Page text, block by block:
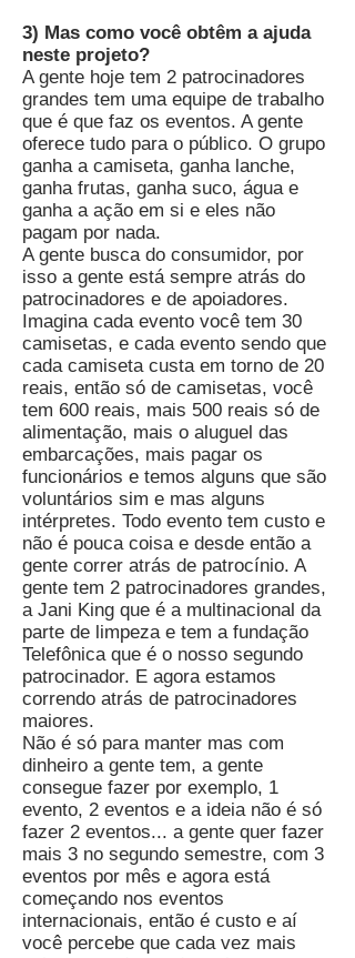
3) Mas como você obtêm a ajuda
neste projeto?
A gente hoje tem 2 patrocinadores
grandes tem uma equipe de trabalho
que é que faz os eventos. A gente
oferece tudo para o público. O grupo
ganha a camiseta, ganha lanche,
ganha frutas, ganha suco, água e
ganha a ação em si e eles não
pagam por nada.
A gente busca do consumidor, por
isso a gente está sempre atrás do
patrocinadores e de apoiadores.
Imagina cada evento você tem 30
camisetas, e cada evento sendo que
cada camiseta custa em torno de 20
reais, então só de camisetas, você
tem 600 reais, mais 500 reais só de
alimentação, mais o aluguel das
embarcações, mais pagar os
funcionários e temos alguns que são
voluntários sim e mas alguns
intérpretes. Todo evento tem custo e
não é pouca coisa e desde então a
gente correr atrás de patrocínio. A
gente tem 2 patrocinadores grandes,
a Jani King que é a multinacional da
parte de limpeza e tem a fundação
Telefônica que é o nosso segundo
patrocinador. E agora estamos
correndo atrás de patrocinadores
maiores.
Não é só para manter mas com
dinheiro a gente tem, a gente
consegue fazer por exemplo, 1
evento, 2 eventos e a ideia não é só
fazer 2 eventos... a gente quer fazer
mais 3 no segundo semestre, com 3
eventos por mês e agora está
começando nos eventos
internacionais, então é custo e aí
você percebe que cada vez mais